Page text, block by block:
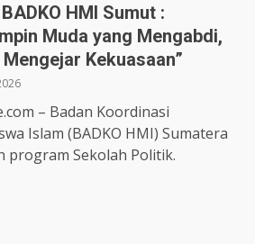
HMI Sumut :
Muda yang Mengabdi,
Kekuasaan”
– Badan Koordinasi
Islam (BADKO HMI) Sumatera
program Sekolah Politik.